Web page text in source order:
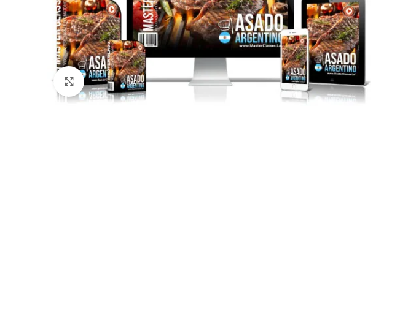
Click to enlarge